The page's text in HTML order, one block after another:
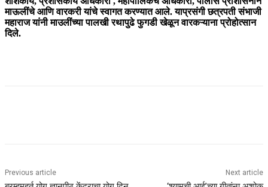
माऊलींचे आणि वारकरी यांचे स्वागत करण्यात आले. याप्रसंगी छत्रपती संभाजी
महाराज यांनी माउलींच्या पालखी रथापुढे फुगडी खेळून वारकऱ्याना प्रोहोत्सान
दिले.
Previous article Next article